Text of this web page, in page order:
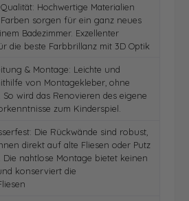
Hochwertige Materialien
sorgen für ein ganz neues
Badezimmer. Exzellenter
die beste Farbbrillanz mit 3D Optik
& Montage: Leichte und
von Montagekleber, ohne
So wird das Renovieren des eigene
zum Kinderspiel.
Die Rückwände sind robust,
direkt auf alte Fliesen oder Putz
nahtlose Montage bietet keinen
konserviert die